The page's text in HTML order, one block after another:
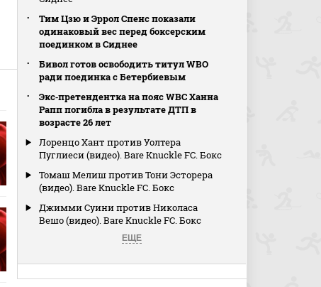
Тим Цзю и Эррол Спенс показали
одинаковый вес перед боксерским
поединком в Сиднее
Бивол готов освободить титул WBO
ради поединка с Бетербиевым
Экс‑претендентка на пояс WBC Ханна
Рапп погибла в результате ДТП в
возрасте 26 лет
Лоренцо Хант против Уолтера
Пуглиеси (видео). Bare Knuckle FC. Бокс
Томаш Мелиш против Тони Эсторера
(видео). Bare Knuckle FC. Бокс
Джимми Суини против Николаса
Вешо (видео). Bare Knuckle FC. Бокс
ЕЩЕ